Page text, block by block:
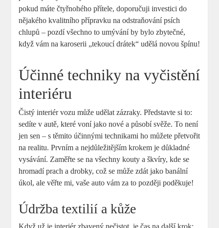
pokud máte čtyřnohého přítele, doporučuji investici do
nějakého kvalitního přípravku na odstraňování psích
chlupů – pozdí všechno to umývání by bylo zbytečné,
když vám na karoserii „tekoucí drátek“ udělá novou špínu!
Účinné techniky na vyčistění
interiéru
Čistý interiér vozu může udělat zázraky. Představte si to:
sedíte v autě, které voní jako nové a působí svěže. To není
jen sen – s těmito účinnými technikami ho můžete přetvořit
na realitu. Prvním a nejdůležitějším krokem je důkladné
vysávání. Zaměřte se na všechny kouty a škvíry, kde se
hromadí prach a drobky, což se může zdát jako banální
úkol, ale věřte mi, vaše auto vám za to později poděkuje!
Údržba textilií a kůže